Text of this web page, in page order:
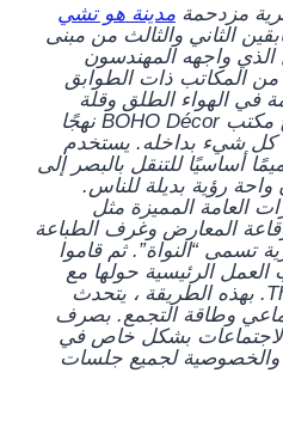
مزدحمة مدينة هو تشي
الثاني والثالث من مبنى
الذي واجهه المهندسون
من المكاتب ذات الطوابق
في الهواء الطلق وقلة
الرؤية. هذا عندما قرروا منح مكتب BOHO Décor نهجًا
كل شيء بداخله. يستخدم
أساسيًا للتنقل بالبصر إلى
رؤية بديلة للناس.
العامة المميزة مثل
وقاعة المعارض وغرف الطباعة
“النواة”. ثم قاموا
الرئيسية حولها مع
توجيه انتباههم نحو The Core. بهذه الطريقة ، يتحدث
وطاقة التجمع. بصرف
بشكل خاص في
والخصوصية لجميع جلسات